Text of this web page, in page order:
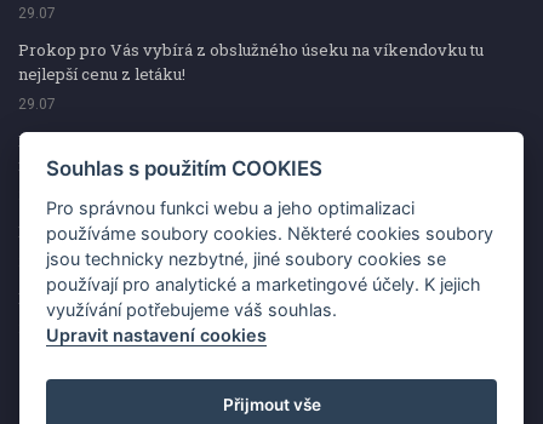
29.07
Prokop pro Vás vybírá z obslužného úseku na víkendovku tu
nejlepší cenu z letáku!
29.07
Prokop pro Vás vybírá z obslužného úseku na víkendovku tu
nejlepší cenu z letáku!
Kup špekáčky od Váhaly a vyhraj s naCOOPkou sekerku Fiskars
29.07
Prokop pro Vás vybírá na víkendovku ty nejlepší ceny z letáku!
29.07
Souhlas s použitím COOKIES
Pro správnou funkci webu a jeho optimalizaci
používáme soubory cookies. Některé cookies soubory
jsou technicky nezbytné, jiné soubory cookies se
používají pro analytické a marketingové účely. K jejich
využívání potřebujeme váš souhlas.
Upravit nastavení cookies
Přijmout vše